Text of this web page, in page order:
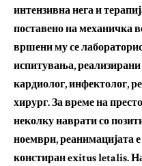
интензивна нега и
поставено на механичка
вршени му се
испитувања,
кардиолог, инфектолог,
хирург. За време на
неколку наврати со
ноември, реанимацијата е
констиран exitus letalis.